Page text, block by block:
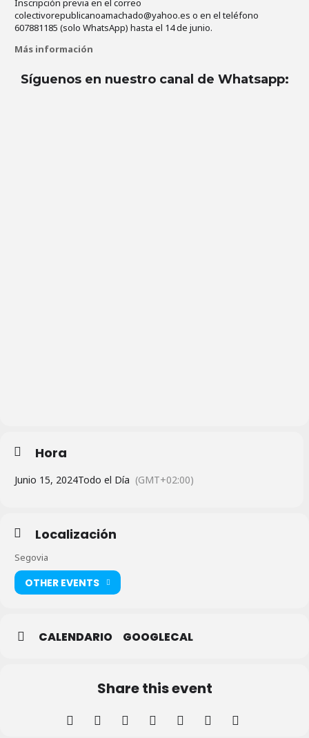
Inscripción previa en el correo
colectivorepublicanoamachado@yahoo.es o en el teléfono
607881185 (solo WhatsApp) hasta el 14 de junio.
Más información
Síguenos en nuestro canal de Whatsapp:
Hora
Junio 15, 2024Todo el Día (GMT+02:00)
Localización
Segovia
OTHER EVENTS
CALENDARIO GOOGLECAL
Share this event